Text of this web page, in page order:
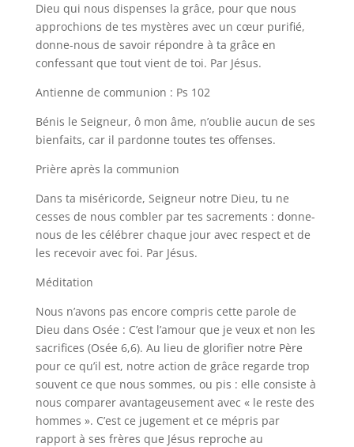
Dieu qui nous dispenses la grâce, pour que nous
approchions de tes mystères avec un cœur purifié,
donne-nous de savoir répondre à ta grâce en
confessant que tout vient de toi. Par Jésus.
Antienne de communion : Ps 102
Bénis le Seigneur, ô mon âme, n’oublie aucun de ses
bienfaits, car il pardonne toutes tes offenses.
Prière après la communion
Dans ta miséricorde, Seigneur notre Dieu, tu ne
cesses de nous combler par tes sacrements : donne-
nous de les célébrer chaque jour avec respect et de
les recevoir avec foi. Par Jésus.
Méditation
Nous n’avons pas encore compris cette parole de
Dieu dans Osée : C’est l’amour que je veux et non les
sacrifices (Osée 6,6). Au lieu de glorifier notre Père
pour ce qu’il est, notre action de grâce regarde trop
souvent ce que nous sommes, ou pis : elle consiste à
nous comparer avantageusement avec « le reste des
hommes ». C’est ce jugement et ce mépris par
rapport à ses frères que Jésus reproche au